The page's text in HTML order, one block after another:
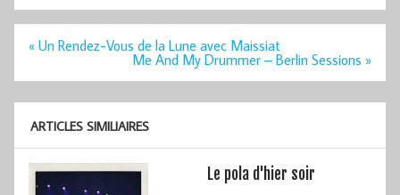
Navigation
« Un Rendez-Vous de la Lune avec Maissiat
Me And My Drummer – Berlin Sessions »
ARTICLES SIMILIAIRES
Le pola d'hier soir